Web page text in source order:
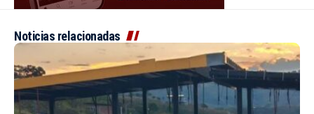
Noticias relacionadas